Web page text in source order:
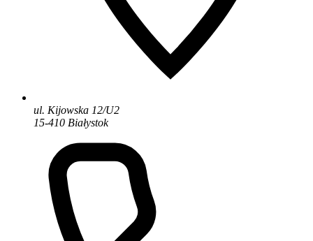
ul. Kijowska 12/U2
15-410 Białystok